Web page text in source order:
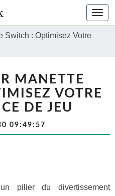
la
Switch : Optimisez Votre
MANETTE
VOTRE
DE JEU
09:49:57
pilier du divertissement